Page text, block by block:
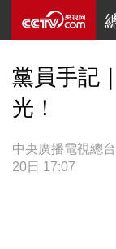
黨員手記
光！
中央廣播電視總
20日 17:07